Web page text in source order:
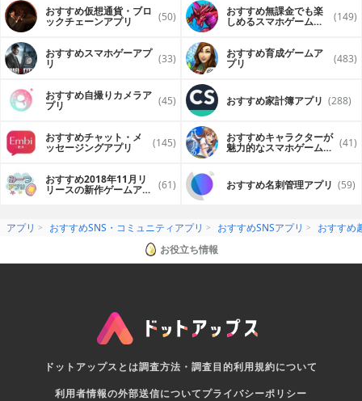
おすすめ仮想通貨・ブロ
ックチェーンアプリ (50) おすすめ無課金でも楽
しめるスマホゲームア (149)
おすすめスマホゲーアプ
リ (33) おすすめ育成ゲームア
プリ (483)
おすすめ自撮りカメラア
プリ (45) おすすめ家計簿アプリ (288)
おすすめチャット・メ
ッセージングアプリ (145) おすすめキャラクターが
魅力的なスマホゲームア (41)
おすすめ2018年11月リ
リースの新作ゲームアプ (61) おすすめ名刺管理アプリ (59)
アプリ おすすめSNS・コミュニティアプリ おすすめSNSアプリ
おすすめ
お役立ち情報
ドットアップスとは調査方法・調査目的利用規約について
利用者情報の外部送信についてプライバシーポリシー